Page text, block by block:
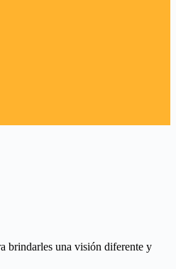
brindarles una visión diferente y